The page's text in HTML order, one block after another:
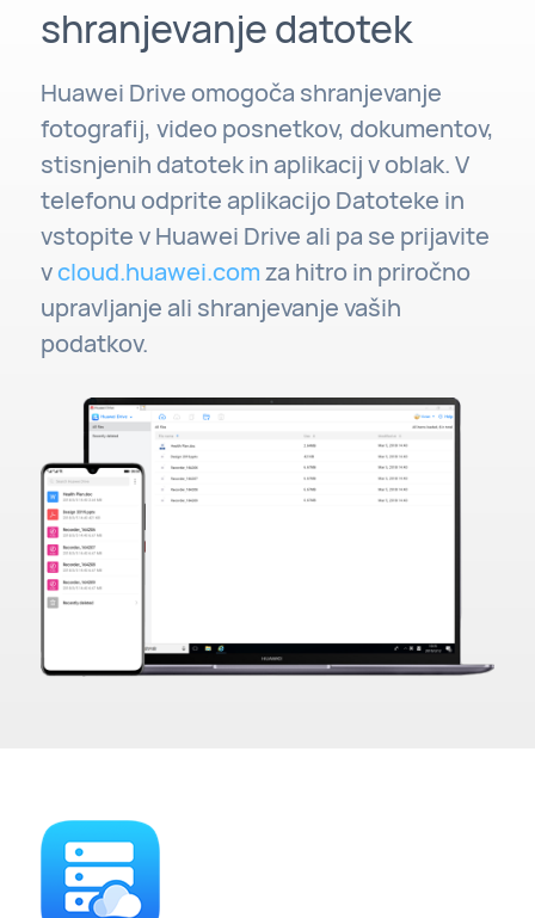
shranjevanje datotek
Huawei Drive omogoča shranjevanje
fotografij, video posnetkov, dokumentov,
stisnjenih datotek in aplikacij v oblak. V
telefonu odprite aplikacijo Datoteke in
vstopite v Huawei Drive ali pa se prijavite
vcloud.huawei.comza hitro in priročno
upravljanje ali shranjevanje vaših
podatkov.